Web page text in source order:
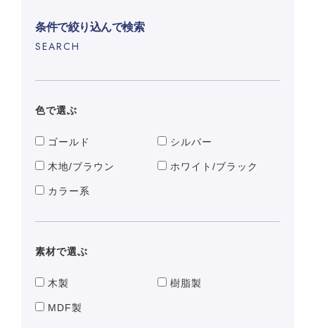
条件で絞り込んで検索
SEARCH
色で選ぶ
ゴールド シルバー
木地/ブラウン ホワイト/ブラック
カラー系
素材で選ぶ
木製 樹脂製
MDF製